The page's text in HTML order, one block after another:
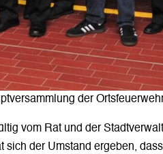
der
vom Rat und der
der Umstand ergeben,